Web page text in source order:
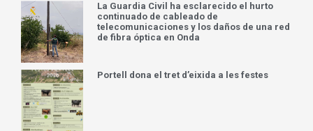
La Guardia Civil ha esclarecido el hurto
continuado de cableado de
telecomunicaciones y los daños de una red
de fibra óptica en Onda
Portell dona el tret d’eixida a les festes